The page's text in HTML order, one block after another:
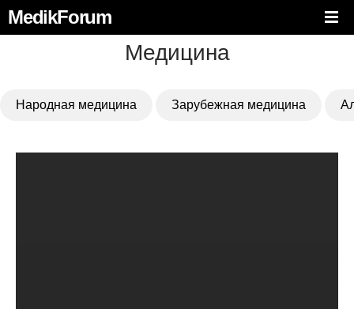
MedikForum
Медицина
Народная медицина Зарубежная медицина